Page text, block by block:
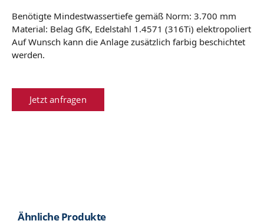
Benötigte Mindestwassertiefe gemäß Norm: 3.700 mm
Material: Belag GfK, Edelstahl 1.4571 (316Ti) elektropoliert
Auf Wunsch kann die Anlage zusätzlich farbig beschichtet
werden.
Jetzt anfragen
Ähnliche Produkte